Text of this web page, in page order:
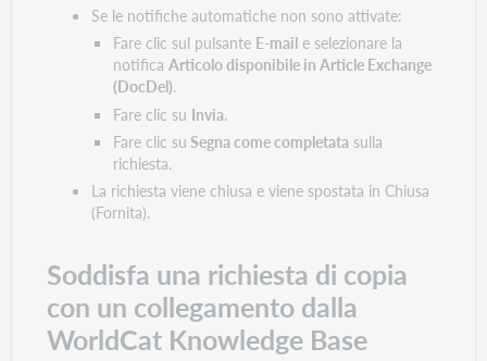
Se le notifiche automatiche non sono attivate:
Fare clic sul pulsante E-maile selezionare la
notifica Articolo disponibile in Article Exchange
(DocDel).
Fare clic su Invia.
Fare clic su Segna come completata sulla
richiesta.
La richiesta viene chiusa e viene spostata in Chiusa
(Fornita).
Soddisfa una richiesta di copia
con un collegamento dalla
WorldCat Knowledge Base